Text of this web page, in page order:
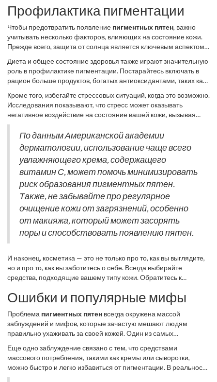
Профилактика пигментации
Чтобы предотвратить появление пигментных пятен, важно
учитывать несколько факторов, влияющих на состояние кожи.
Прежде всего, защита от солнца является ключевым аспектом.
ультрафиолетовых лучей, это может привести к усилению
пигментации. Пользуйтесь солнцезащитными кремами с
высоким SPF ежедневно, даже если вы думаете, что
находитеесь в помещении в течение долгого времени. Зимой
или летом, солнце не знает выходных, и ваша кожа тоже не
должна забывать про защиту.
Диета и общее состояние здоровья также играют значительную
роль в профилактике пигментации. Постарайтесь включать в
рацион больше продуктов, богатых антиоксидантами, таких как
бороться с окислительным стрессом, одним из факторов,
способствующих потемнению кожи. Включение этих продуктов
в ваш рацион не только поможет вашей коже, но и улучшит
Кроме того, избегайте стрессовых ситуаций, когда это возможно.
Исследования показывают, что стресс может оказывать
негативное воздействие на состояние вашей кожи, вызывая
воспалительные процессы и повышение уровня кортизола, что
в свою очередь может усилить пигментацию. Позволяйте себе
время для отдыха и расслабления, занимайтесь медитацией
или йогой, что поможет не только вашим нервам, но и вашей
коже.
По данным Американской академии
дерматологии, использование чаще всего
увлажняющего крема, содержащего
витамин С, может помочь минимизировать
риск образования пигментных пятен.
Также, не забывайте про регулярное
очищение кожи от загрязнений, особенно
от макияжа, который может засорять
поры и способствовать появлению пятен.
И наконец, косметика — это не только про то, как вы выглядите,
но и про то, как вы заботитесь о себе. Всегда выбирайте
средства, подходящие вашему типу кожи. Обратитесь к
средств ухода. Вместе с правильной диетой и защитой от
солнца, это поможет вам сохранить кожу здоровой и избежать
возникновения пигментации в будущем.
Ошибки и популярные мифы
Проблема пигментных пятен всегда окружена массой
заблуждений и мифов, которые зачастую мешают людям
правильно ухаживать за своей кожей. Один из самых
пятна нельзя полностью убрать и с ними просто придется
смириться. На самом деле сегодняшние достижения в области
косметологии и дерматологии предлагают множество решений,
Еще одно заблуждение связано с тем, что средствами
массового потребления, такими как кремы или сыворотки,
можно быстро и легко избавиться от пигментации. В реальности
многие из этих продуктов не содержат достаточной